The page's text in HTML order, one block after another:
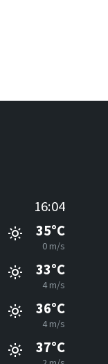
16:04
35°C
0 m/s
33°C
4 m/s
36°C
4 m/s
37°C